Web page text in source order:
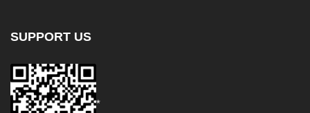
SUPPORT US
*